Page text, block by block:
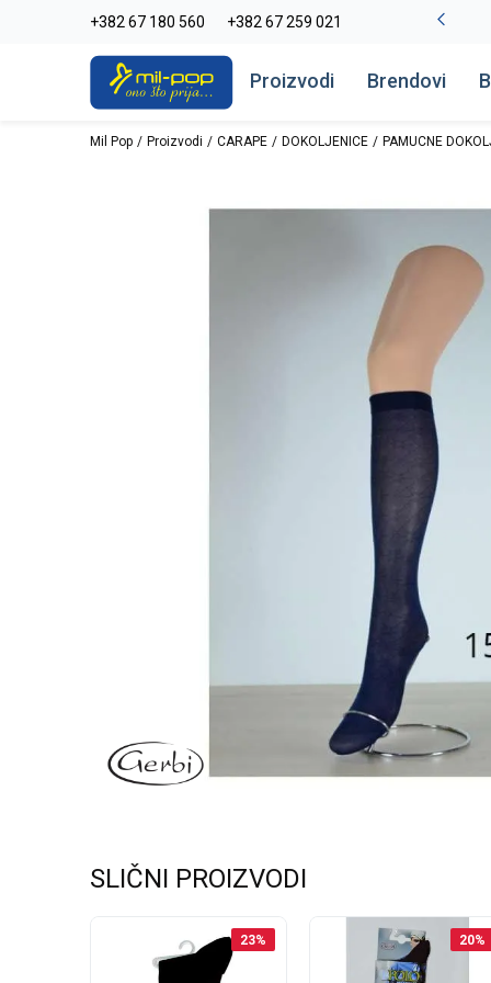
+382 67 180 560 +382 67 259 021
-20% na kompletan asortiman Pogledaj više
Proizvodi Brendovi
Mil Pop Proizvodi CARAPE DOKOLJENICE PAMUCNE
SLIČNI PROIZVODI
23% 20%